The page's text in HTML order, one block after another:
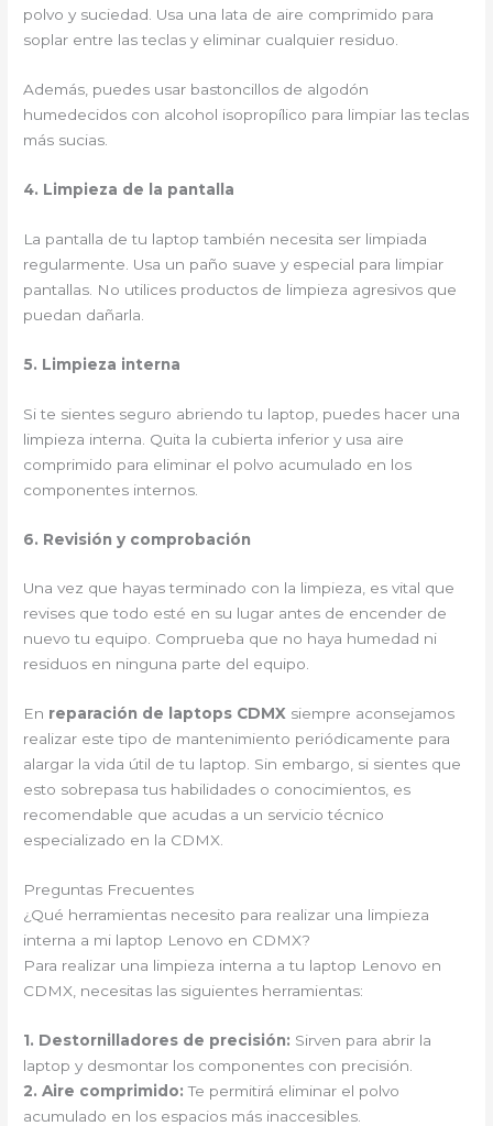
polvo y suciedad. Usa una lata de aire comprimido para
soplar entre las teclas y eliminar cualquier residuo.
Además, puedes usar bastoncillos de algodón
humedecidos con alcohol isopropílico para limpiar las teclas
más sucias.
4. Limpieza de la pantalla
La pantalla de tu laptop también necesita ser limpiada
regularmente. Usa un paño suave y especial para limpiar
pantallas. No utilices productos de limpieza agresivos que
puedan dañarla.
5. Limpieza interna
Si te sientes seguro abriendo tu laptop, puedes hacer una
limpieza interna. Quita la cubierta inferior y usa aire
comprimido para eliminar el polvo acumulado en los
componentes internos.
6. Revisión y comprobación
Una vez que hayas terminado con la limpieza, es vital que
revises que todo esté en su lugar antes de encender de
nuevo tu equipo. Comprueba que no haya humedad ni
residuos en ninguna parte del equipo.
En reparación de laptops CDMX siempre aconsejamos
realizar este tipo de mantenimiento periódicamente para
alargar la vida útil de tu laptop. Sin embargo, si sientes que
esto sobrepasa tus habilidades o conocimientos, es
recomendable que acudas a un servicio técnico
especializado en la CDMX.
Preguntas Frecuentes
¿Qué herramientas necesito para realizar una limpieza
interna a mi laptop Lenovo en CDMX?
Para realizar una limpieza interna a tu laptop Lenovo en
CDMX, necesitas las siguientes herramientas:
1. Destornilladores de precisión: Sirven para abrir la
laptop y desmontar los componentes con precisión.
2.Aire comprimido: Te permitirá eliminar el polvo
acumulado en los espacios más inaccesibles.